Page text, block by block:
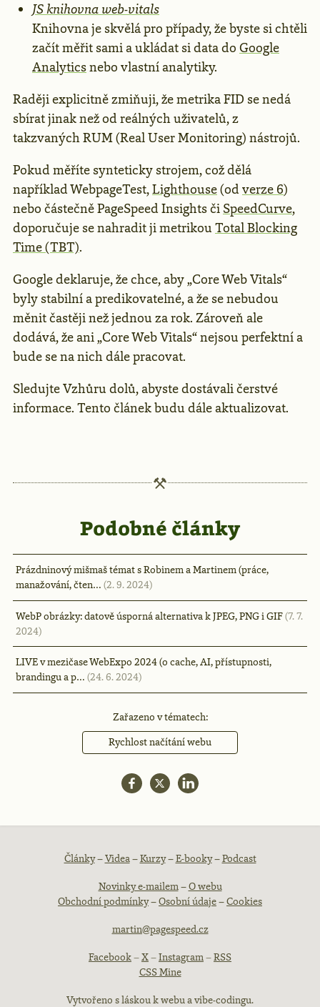
JS knihovna web-vitals
Knihovna je skvělá pro případy, že byste si chtěli
začít měřit sami a ukládat si data do Google
Analyticsnebo vlastní analytiky.
Raději explicitně zmiňuji, že metrika FID se nedá
sbírat jinak než od reálných uživatelů, z
takzvaných RUM (Real User Monitoring) nástrojů.
Pokud měříte synteticky strojem, což dělá
například WebpageTest,Lighthouse(odverze 6)
nebo částečně PageSpeed Insights či SpeedCurve,
doporučuje se nahradit ji metrikou Total Blocking
Time (TBT).
Google deklaruje, že chce, aby „Core Web Vitals“
byly stabilní a predikovatelné, a že se nebudou
měnit častěji než jednou za rok. Zároveň ale
dodává, že ani „Core Web Vitals“ nejsou perfektní a
bude se na nich dále pracovat.
Sledujte Vzhůru dolů, abyste dostávali čerstvé
informace. Tento článek budu dále aktualizovat.
Podobné články
Prázdninový mišmaš témat s Robinem a Martinem (práce,
manažování, čten… (2. 9. 2024)
WebP obrázky: datově úsporná alternativa k JPEG, PNG i GIF(7. 7.
2024)
LIVE v mezičase WebExpo 2024 (o cache, AI, přístupnosti,
brandingu a p… (24. 6. 2024)
Zařazeno v tématech:
Rychlost načítání webu
Patička
webu
Články–Videa–Kurzy–E-booky–Podcast
Novinky e-mailem–O webu
Obchodní podmínky–Osobní údaje–Cookies
martin@pagespeed.cz
Facebook–X–Instagram–RSS
CSS Mine
Vytvořeno s láskou k webu a vibe-codingu.